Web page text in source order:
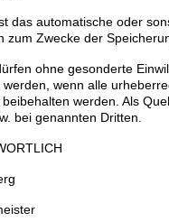
das automatische oder
zum Zwecke der
ohne gesonderte
wenn alle
werden. Als
bei genannten Dritten.